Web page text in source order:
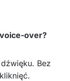
over?
Bez